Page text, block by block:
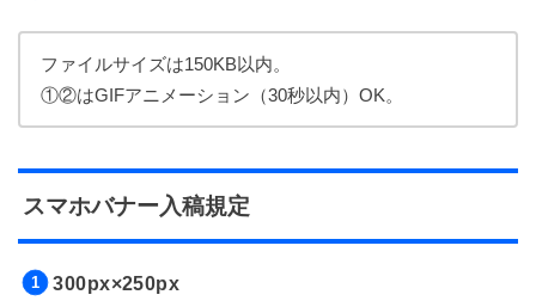
ファイルサイズは150KB以内。
①②はGIFアニメーション（30秒以内）OK。
スマホバナー入稿規定
300px×250px